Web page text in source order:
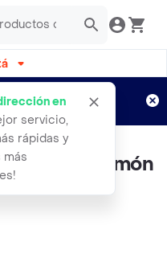
en
servicio,
rápidas y
Aplican TyC
Limón